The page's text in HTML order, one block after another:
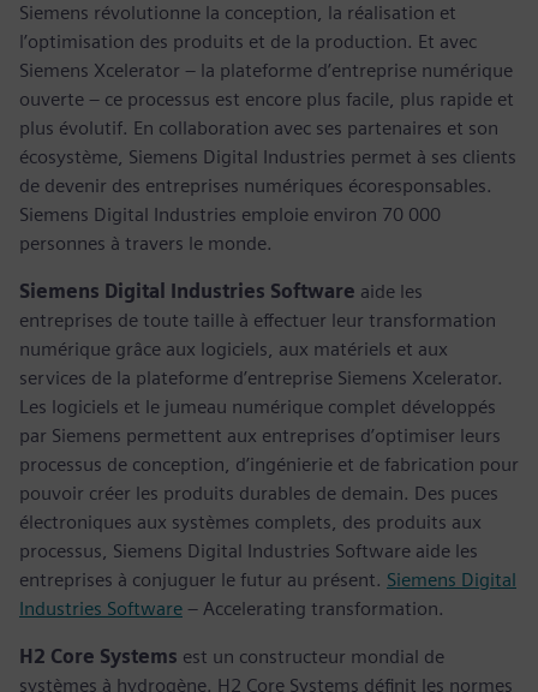
Siemens révolutionne la conception, la réalisation et
l’optimisation des produits et de la production. Et avec
Siemens Xcelerator – la plateforme d’entreprise numérique
ouverte – ce processus est encore plus facile, plus rapide et
plus évolutif. En collaboration avec ses partenaires et son
écosystème, Siemens Digital Industries permet à ses clients
de devenir des entreprises numériques écoresponsables.
Siemens Digital Industries emploie environ 70 000
personnes à travers le monde.
Siemens Digital Industries Software aide les
entreprises de toute taille à effectuer leur transformation
numérique grâce aux logiciels, aux matériels et aux
services de la plateforme d’entreprise Siemens Xcelerator.
Les logiciels et le jumeau numérique complet développés
par Siemens permettent aux entreprises d’optimiser leurs
processus de conception, d’ingénierie et de fabrication pour
pouvoir créer les produits durables de demain. Des puces
électroniques aux systèmes complets, des produits aux
processus, Siemens Digital Industries Software aide les
entreprises à conjuguer le futur au présent. Siemens Digital
Industries Software – Accelerating transformation.
H2 Core Systems est un constructeur mondial de
systèmes à hydrogène. H2 Core Systems définit les normes